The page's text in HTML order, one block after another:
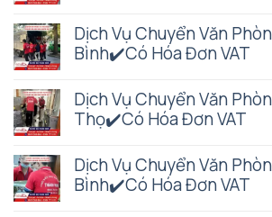
Dịch Vụ Chuyển Văn
Bình✔️Có Hóa Đơn VAT
Dịch Vụ Chuyển Văn
Thọ✔️Có Hóa Đơn VAT
Dịch Vụ Chuyển Văn
Bình✔️Có Hóa Đơn VAT